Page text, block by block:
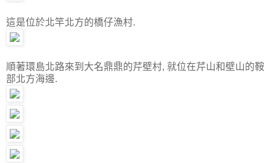
這是位於北竿北方的橋仔漁村.
順著環島北路來到大名鼎鼎的芹壁村, 就位在芹山和壁山的鞍
部北方海邊.